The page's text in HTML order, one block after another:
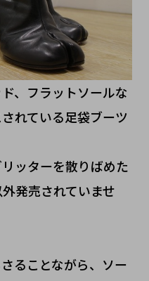
、フラットソールな
れている足袋ブーツ
ッターを散りばめた
発売されていませ
ることながら、ソー